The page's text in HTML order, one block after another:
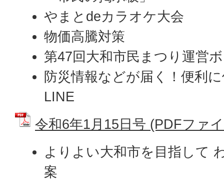
やまとdeカラオケ大会
物価高騰対策
第47回大和市民まつり運営
防災情報などが届く！便利
LINE
令和6年1月15日号 (PDFファ
よりよい大和市を目指して
案